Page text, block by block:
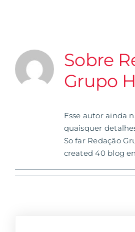
Sobre
Grupo
Esse autor ainda
quaisquer
So far Redação
created 40 blog